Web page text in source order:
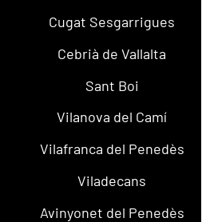
Cugat Sesgarrigues
Cebrià de Vallalta
Sant Boi
Vilanova del Camí
Vilafranca del Penedès
Viladecans
Avinyonet del Penedès